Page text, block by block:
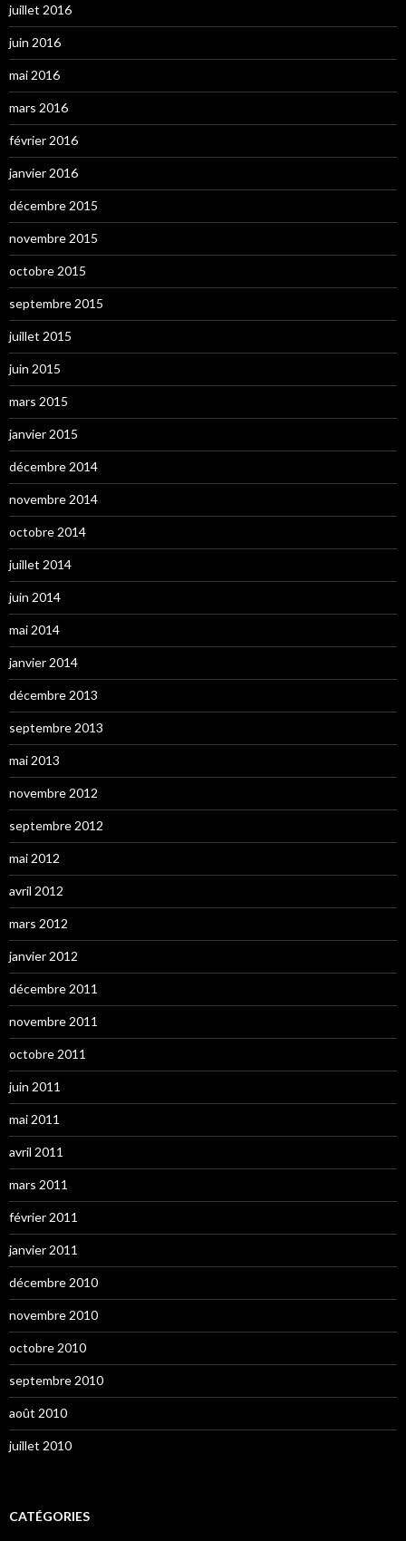
juillet 2016
juin 2016
mai 2016
mars 2016
février 2016
janvier 2016
décembre 2015
novembre 2015
octobre 2015
septembre 2015
juillet 2015
juin 2015
mars 2015
janvier 2015
décembre 2014
novembre 2014
octobre 2014
juillet 2014
juin 2014
mai 2014
janvier 2014
décembre 2013
septembre 2013
mai 2013
novembre 2012
septembre 2012
mai 2012
avril 2012
mars 2012
janvier 2012
décembre 2011
novembre 2011
octobre 2011
juin 2011
mai 2011
avril 2011
mars 2011
février 2011
janvier 2011
décembre 2010
novembre 2010
octobre 2010
septembre 2010
août 2010
juillet 2010
CATÉGORIES